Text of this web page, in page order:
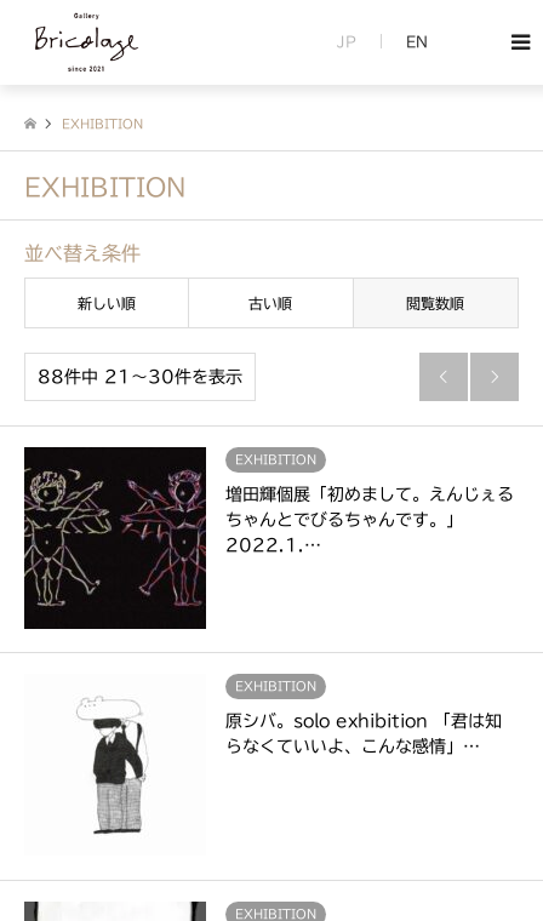
EN
JP
EXHIBITION
EXHIBITION
並べ替え条件
新しい順 古い順 閲覧数順
88件中 21〜30件を表示  
EXHIBITION
増田輝個展「初めまして。えんじぇる
ちゃんとでびるちゃんです。」
2022.1.…
EXHIBITION
原シバ。solo exhibition 「君は知
らなくていいよ、こんな感情」…
EXHIBITION